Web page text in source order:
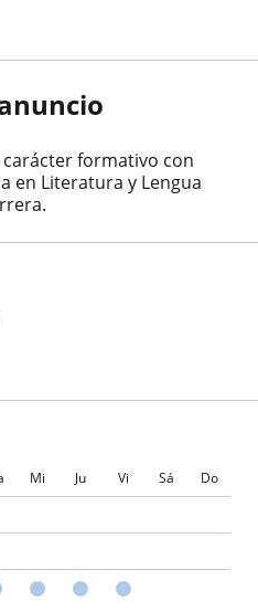
Mi Ju Vi Sá
Do
carácter formativo con
en Literatura y Lengua